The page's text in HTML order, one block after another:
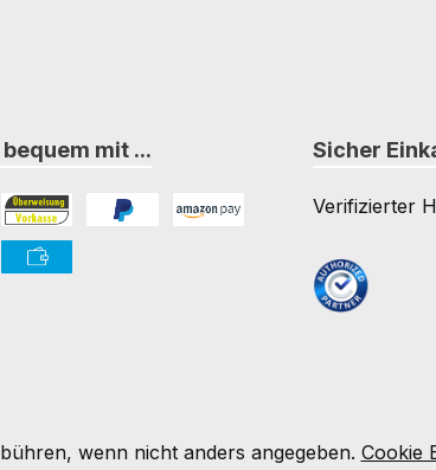
EU)
2
mit ...
in der Filiale
Vorkasse
Sicher
Verifizierter
wenn nicht anders angegeben. Cookie